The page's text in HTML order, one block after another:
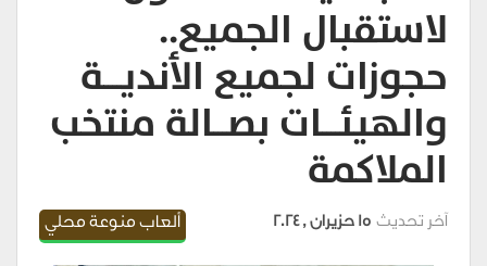
لاستقبال الجميع..
حجوزات لجميع الأنديــــة
والهيئــــات بصـــالة منتخب
الملاكمة
ألعاب منوعة محلي آخر تحديث15 حزيران , 2024